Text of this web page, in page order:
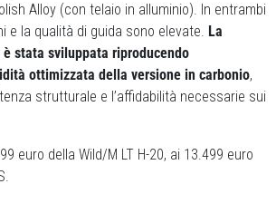
Alloy (con telaio in alluminio). In entrambi
e la qualità di guida sono elevate. La
stata sviluppata riproducendo
ottimizzata della versione in carbonio,
strutturale e l’affidabilità necessarie sui
euro della Wild/M LT H-20, ai 13.499 euro